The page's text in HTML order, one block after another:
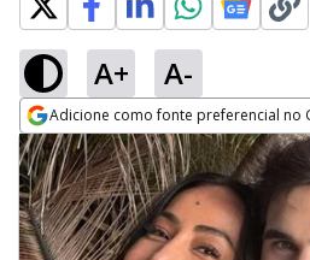
A+ A-
Adicione como fonte preferencial no
Opens in new window